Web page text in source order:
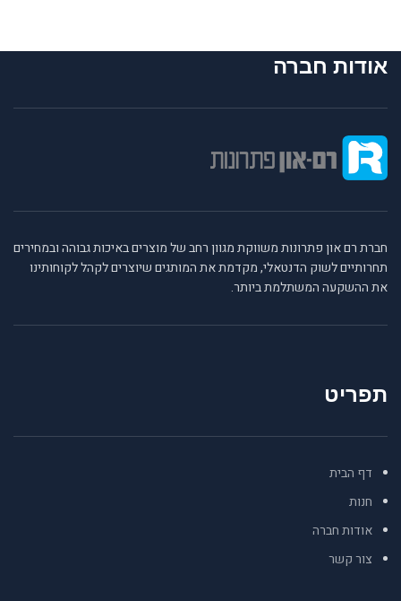
אודות חברה
חברת רם און פתרונות משווקת מגוון רחב של מוצרים באיכות גבוהה ובמחירים
תחרותיים לשוק הדנטאלי, מקדמת את המותגים שיוצרים לקהל לקוחותינו
את ההשקעה המשתלמת ביותר.
תפריט
דף הבית
חנות
אודות חברה
צור קשר